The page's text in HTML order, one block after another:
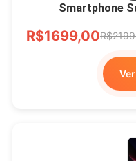
Smartphone
R$1699,00